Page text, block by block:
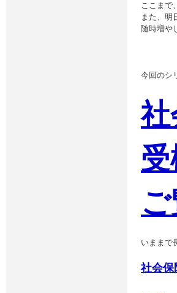
ここまで
また、明
随時増
今回のシ
社
いままで
社会保